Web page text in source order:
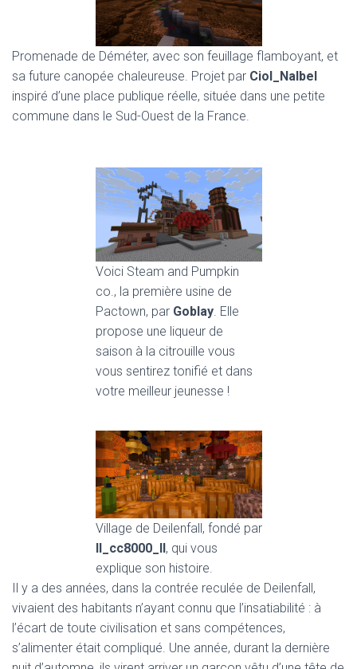
Promenade de Déméter, avec son feuillage flamboyant, et
sa future canopée chaleureuse. Projet par Ciol_Nalbel
inspiré d’une place publique réelle, située dans une petite
commune dans le Sud-Ouest de la France.
Voici Steam and Pumpkin
co., la première usine de
Pactown, par Goblay. Elle
propose une liqueur de
saison à la citrouille vous
vous sentirez tonifié et dans
votre meilleur jeunesse !
Village de Deilenfall, fondé par
II_cc8000_II, qui vous
explique son histoire.
Il y a des années, dans la contrée reculée de Deilenfall,
vivaient des habitants n’ayant connu que l’insatiabilité : à
l’écart de toute civilisation et sans compétences,
s’alimenter était compliqué. Une année, durant la dernière